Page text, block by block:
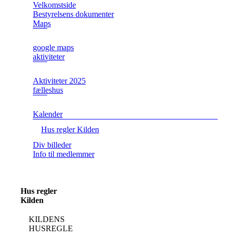
Velkomstside
Bestyrelsens dokumenter
Maps
google maps
aktiviteter
Aktiviteter 2025
fælleshus
Kalender
Hus regler Kilden
Div billeder
Info til medlemmer
Hus regler
Kilden
KILDENS
HUSREGLER: